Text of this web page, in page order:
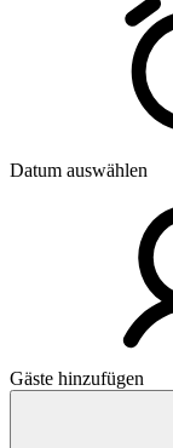
Datum auswählen
Gäste hinzufügen